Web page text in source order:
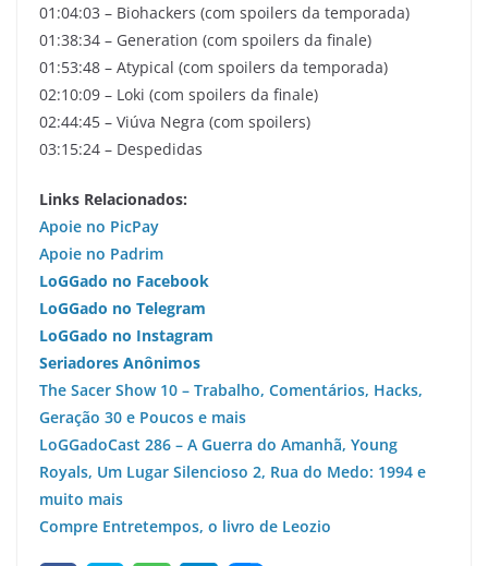
01:04:03 – Biohackers (com spoilers da temporada)
01:38:34 – Generation (com spoilers da finale)
01:53:48 – Atypical (com spoilers da temporada)
02:10:09 – Loki (com spoilers da finale)
02:44:45 – Viúva Negra (com spoilers)
03:15:24 – Despedidas
Links Relacionados:
Apoie no PicPay
Apoie no Padrim
LoGGado no Facebook
LoGGado no Telegram
LoGGado no Instagram
Seriadores Anônimos
The Sacer Show 10 – Trabalho, Comentários, Hacks,
Geração 30 e Poucos e mais
LoGGadoCast 286 – A Guerra do Amanhã, Young
Royals, Um Lugar Silencioso 2, Rua do Medo: 1994 e
muito mais
Compre Entretempos, o livro de Leozio